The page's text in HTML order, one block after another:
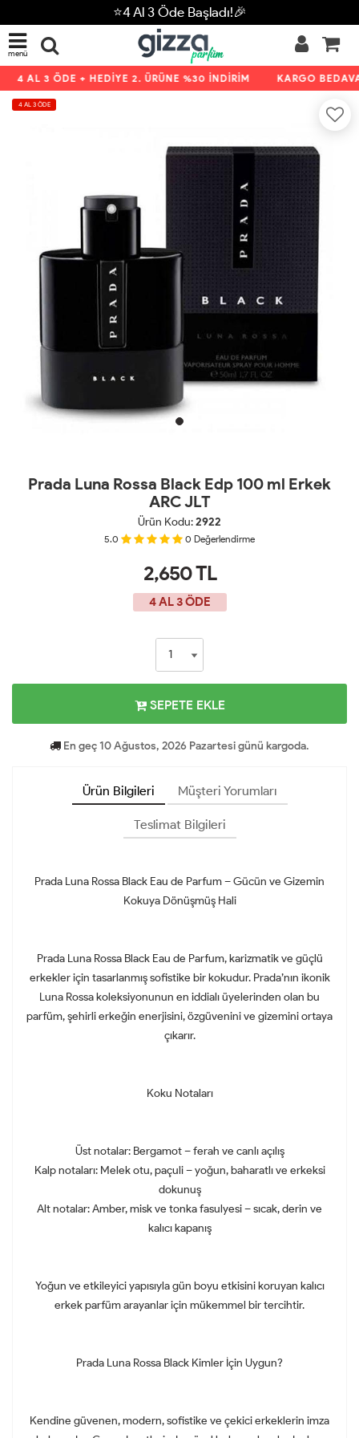
⭐4 Al 3 Öde Başladı!🎉
menü
4 AL 3 ÖDE + HEDİYE 2. ÜRÜNE %30 İNDİRİM KARGO
4 AL 3 ÖDE
Prada Luna Rossa Black Edp 100 ml Erkek
ARC JLT
Ürün Kodu:2922
5.0 0 Değerlendirme
2,650TL
4 AL 3 ÖDE
SEPETE EKLE
En geç 10 Ağustos, 2026 Pazartesi günü kargoda.
Ürün Bilgileri Müşteri Yorumları
Teslimat Bilgileri
Prada Luna Rossa Black Eau de Parfum – Gücün ve Gizemin
Kokuya Dönüşmüş Hali
Prada Luna Rossa Black Eau de Parfum, karizmatik ve güçlü
erkekler için tasarlanmış sofistike bir kokudur. Prada’nın ikonik
Luna Rossa koleksiyonunun en iddialı üyelerinden olan bu
parfüm, şehirli erkeğin enerjisini, özgüvenini ve gizemini ortaya
çıkarır.
Koku Notaları
Üst notalar: Bergamot – ferah ve canlı açılış
Kalp notaları: Melek otu, paçuli – yoğun, baharatlı ve erkeksi
dokunuş
Alt notalar: Amber, misk ve tonka fasulyesi – sıcak, derin ve
kalıcı kapanış
Yoğun ve etkileyici yapısıyla gün boyu etkisini koruyan kalıcı
erkek parfüm arayanlar için mükemmel bir tercihtir.
Prada Luna Rossa Black Kimler İçin Uygun?
Kendine güvenen, modern, sofistike ve çekici erkeklerin imza